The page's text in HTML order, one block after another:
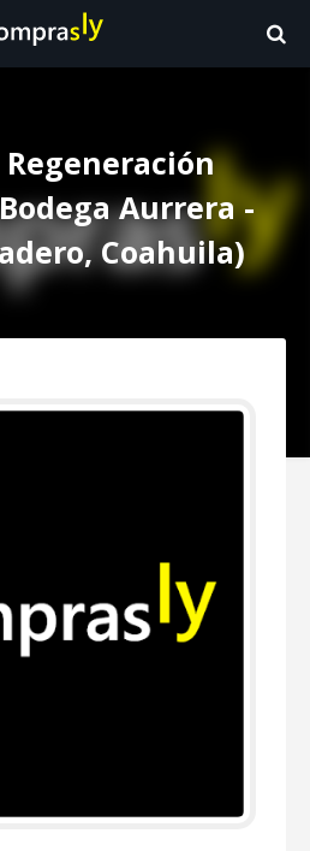
Aurrera -
Coahuila)